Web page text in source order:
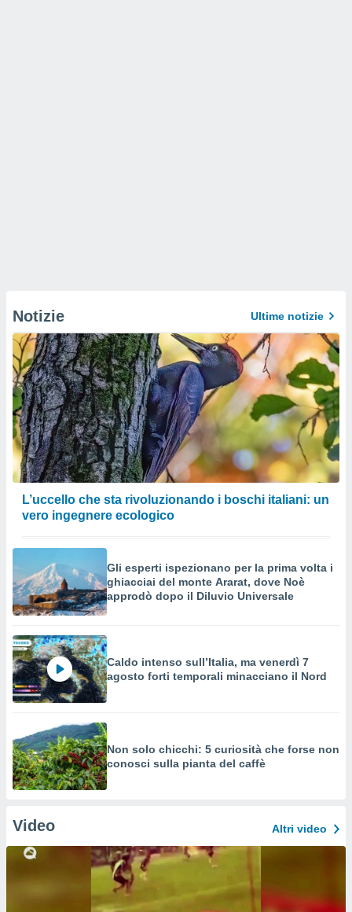
Notizie Ultime notizie
L’uccello che sta rivoluzionando i boschi italiani: un
vero ingegnere ecologico
Gli esperti ispezionano per la prima volta i
ghiacciai del monte Ararat, dove Noè
approdò dopo il Diluvio Universale
Caldo intenso sull’Italia, ma venerdì 7
agosto forti temporali minacciano il Nord
Non solo chicchi: 5 curiosità che forse non
conosci sulla pianta del caffè
Video Altri video